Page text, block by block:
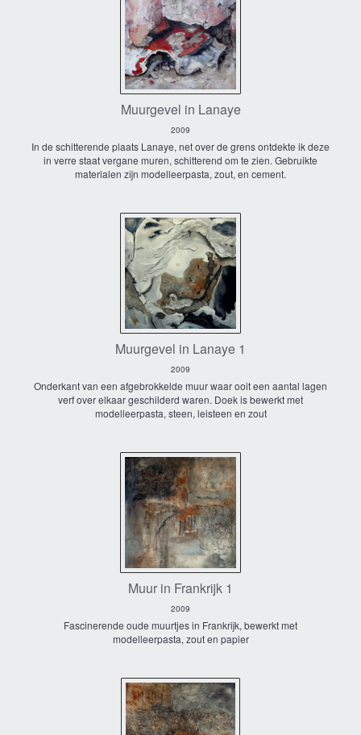
Muurgevel in Lanaye
2009
In de schitterende plaats Lanaye, net over de grens ontdekte ik deze
in verre staat vergane muren, schitterend om te zien. Gebruikte
materialen zijn modelleerpasta, zout, en cement.
Muurgevel in Lanaye 1
2009
Onderkant van een afgebrokkelde muur waar ooit een aantal lagen
verf over elkaar geschilderd waren. Doek is bewerkt met
modelleerpasta, steen, leisteen en zout
Muur in Frankrijk 1
2009
Fascinerende oude muurtjes in Frankrijk, bewerkt met
modelleerpasta, zout en papier